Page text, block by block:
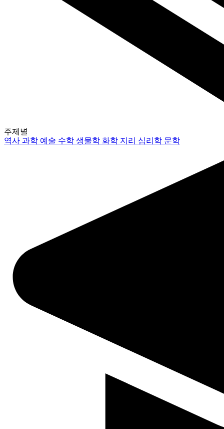
주제별
역사과학 예술 수학생물학 화학 지리 심리학 문학